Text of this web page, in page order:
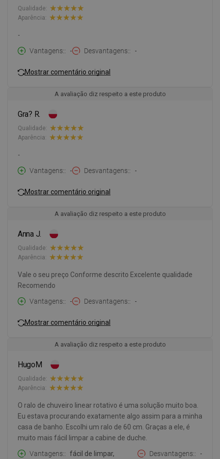
Qualidade:
Aparência:
-
Vantagens:
- Desvantagens: -
Mostrar comentário original
A avaliação diz respeito a este produto
Gra? R.
Qualidade:
Aparência:
-
Vantagens:
- Desvantagens: -
Mostrar comentário original
A avaliação diz respeito a este produto
Anna J.
Qualidade:
Aparência:
Vale o seu preço Conforme descrito Excelente qualidade
Recomendo
Vantagens:
- Desvantagens: -
Mostrar comentário original
A avaliação diz respeito a este produto
HugoM
Qualidade:
Aparência:
O ralo de chuveiro linear rotativo é uma solução muito boa.
Eu estava procurando exatamente algo assim para a minha
casa de banho. Escolhi um ralo de 60 cm. Graças a ele, é
muito mais fácil limpar a cabine de duche.
Vantagens:
fácil de limpar,
Desvantagens: -